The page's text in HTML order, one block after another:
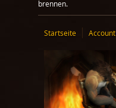
brennen.
Startseite Account